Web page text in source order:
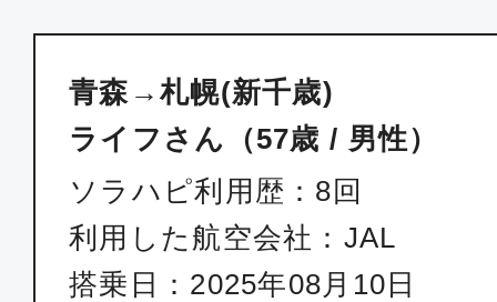
青森→札幌(新千歳)
ライフさん（57歳 / 男性）
ソラハピ利用歴：8回
利用した航空会社：JAL
搭乗日：2025年08月10日